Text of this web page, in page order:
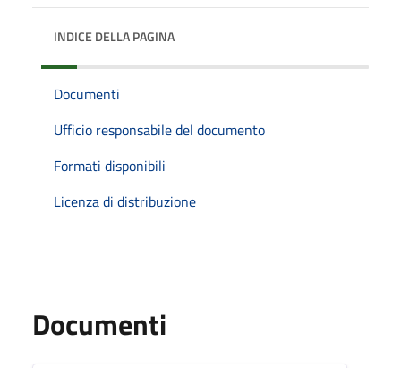
INDICE DELLA PAGINA
Documenti
Ufficio responsabile del documento
Formati disponibili
Licenza di distribuzione
Documenti